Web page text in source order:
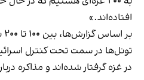
افتاده‌اند.»
تونل‌ها در سمت تحت کنترل
در غزه گرفتار شده‌اند و مذاکره